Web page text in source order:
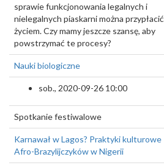
sprawie funkcjonowania legalnych i
nielegalnych piaskarni można przypłacić
życiem. Czy mamy jeszcze szansę, aby
powstrzymać te procesy?
Nauki biologiczne
sob., 2020-09-26 10:00
Spotkanie festiwalowe
Karnawał w Lagos? Praktyki kulturowe
Afro-Brazylijczyków w Nigerii